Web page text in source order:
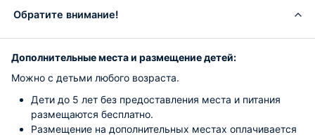
Обратите внимание!
Дополнительные места и размещение детей:
Можно с детьми любого возраста.
Дети до 5 лет без предоставления места и питания
размещаются бесплатно.
Размещение на дополнительных местах оплачивается